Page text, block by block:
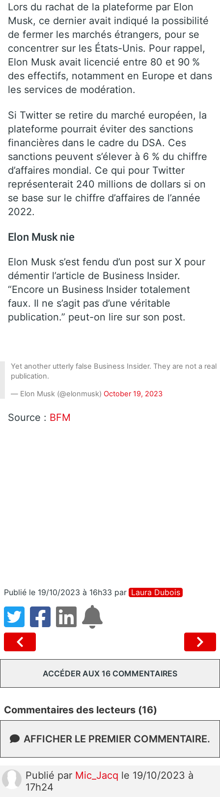
Lors du rachat de la plateforme par Elon
Musk, ce dernier avait indiqué la possibilité
de fermer les marchés étrangers, pour se
concentrer sur les États-Unis. Pour rappel,
Elon Musk avait licencié entre 80 et 90 %
des effectifs, notamment en Europe et dans
les services de modération.
Si Twitter se retire du marché européen, la
plateforme pourrait éviter des sanctions
financières dans le cadre du DSA. Ces
sanctions peuvent s’élever à 6 % du chiffre
d’affaires mondial. Ce qui pour Twitter
représenterait 240 millions de dollars si on
se base sur le chiffre d’affaires de l’année
2022.
Elon Musk nie
Elon Musk s’est fendu d’un post sur X pour
démentir l’article de Business Insider.
“Encore un Business Insider totalement
faux. Il ne s’agit pas d’une véritable
publication.” peut-on lire sur son post.
Yet another utterly false Business Insider. They are not a real
publication.
— Elon Musk (@elonmusk) October 19, 2023
Source : BFM
Publié le 19/10/2023 à 16h33 par Laura Dubois
ACCÉDER AUX 16 COMMENTAIRES
Commentaires des lecteurs (16)
AFFICHER LE PREMIER COMMENTAIRE.
Publié par Mic_Jacq le 19/10/2023 à
17h24